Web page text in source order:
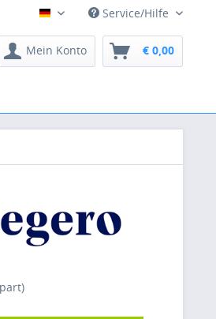
Deutsch Service/Hilfe
Mein Konto € 0,00